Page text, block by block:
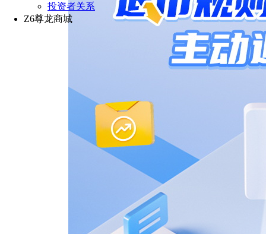
投资者关系
Z6尊龙商城